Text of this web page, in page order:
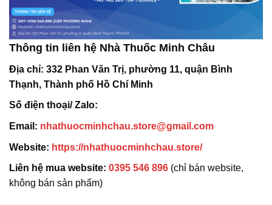
Thông tin liên hệ Nhà Thuốc Minh Châu
Địa chỉ: 332 Phan Văn Trị, phường 11, quận Bình
Thạnh, Thành phố Hồ Chí Minh
Số điện thoại/ Zalo:
Email: nhathuocminhchau.store@gmail.com
Website: https://nhathuocminhchau.store/
Liên hệ mua website: 0395 546 896 (chỉ bán website,
không bán sản phẩm)